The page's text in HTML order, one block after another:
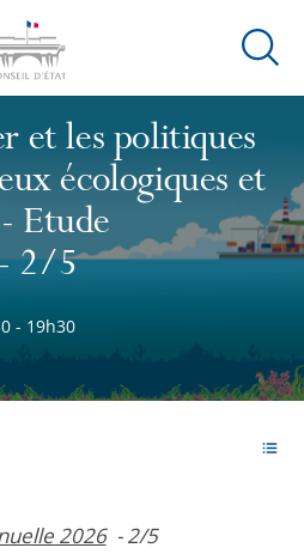
Ouvrir
de
et les politiques
écologiques et
Etude
2/5
- 19h30
2026- 2/5